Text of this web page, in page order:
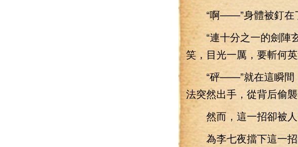
“啊——”身體被釘在了
“連十分之一的劍陣玄
笑，目光一厲，要斬何英
“砰——”就在這瞬間，
法突然出手，從背后偷
然而，這一招卻被人
為李七夜擋下這一招